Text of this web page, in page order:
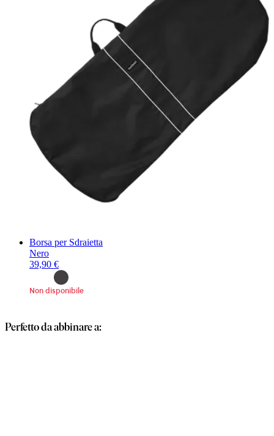
Borsa per Sdraietta
Nero
39,90 €
Non disponibile
Perfetto da abbinare a: